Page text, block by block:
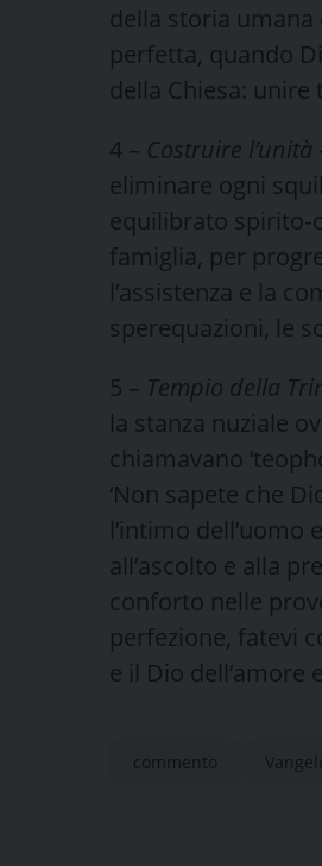
della storia umana
perfetta, quando
della Chiesa:
4 – Costruire l’unità
eliminare ogni
equilibrato
famiglia, per
l’assistenza e la
sperequazioni, le
5 – Tempio della
la stanza nuziale
chiamavano
‘Non sapete che
l’intimo
al­l’ascolto e alla
conforto nelle
perfezione, fatevi
e il Dio dell’amore
commento